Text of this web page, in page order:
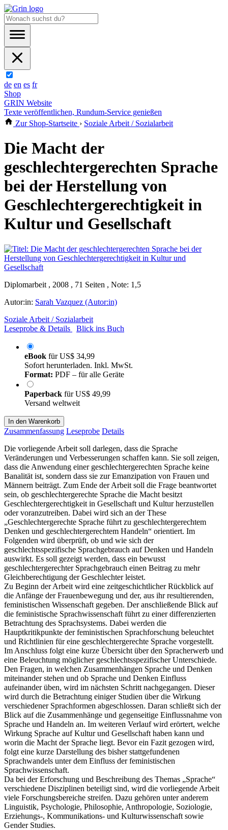
de en es fr
Shop
GRIN Website
Texte veröffentlichen, Rundum-Service genießen
Zur Shop-Startseite › Soziale Arbeit / Sozialarbeit
Die Macht der
geschlechtergerechten Sprache
bei der Herstellung von
Geschlechtergerechtigkeit in
Kultur und Gesellschaft
Diplomarbeit , 2008 , 71 Seiten , Note: 1,5
Autor:in: Sarah Vazquez (Autor:in)
Soziale Arbeit / Sozialarbeit
Leseprobe & Details
Blick ins Buch
eBook fürUS$ 34,99
Sofort herunterladen. Inkl. MwSt.
Format: PDF – für alle Geräte
Paperback fürUS$ 49,99
Versand weltweit
In den Warenkorb
Zusammenfassung Leseprobe Details
Die vorliegende Arbeit soll darlegen, dass die Sprache
Veränderungen und Verbesserungen schaffen kann. Sie soll zeigen,
dass die Anwendung einer geschlechtergerechten Sprache keine
Banalität ist, sondern dass sie zur Emanzipation von Frauen und
Männern beiträgt. Zum Ende der Arbeit soll die Frage beantwortet
sein, ob geschlechtergerechte Sprache die Macht besitzt
Geschlechtergerechtigkeit in Gesellschaft und Kultur herzustellen
oder voranzutreiben. Dabei wird sich an der These
„Geschlechtergerechte Sprache führt zu geschlechtergerechtem
Denken und geschlechtergerechtem Handeln“ orientiert. Im
Folgenden wird überprüft, ob und wie sich der
geschlechtsspezifische Sprachgebrauch auf Denken und Handeln
auswirkt. Es soll gezeigt werden, dass ein bewusst
geschlechtergerechter Sprachgebrauch einen Beitrag zu mehr
Gleichberechtigung der Geschlechter leistet.
Zu Beginn der Arbeit wird eine zeitgeschichtlicher Rückblick auf
die Anfänge der Frauenbewegung und der, aus ihr resultierenden,
feministischen Wissenschaft gegeben. Der anschließende Blick auf
die feministische Sprachwissenschaft führt zu einer differenzierten
Betrachtung des Sprachsystems. Dabei werden die
Hauptkritikpunkte der feministischen Sprachforschung beleuchtet
und Richtlinien für eine geschlechtergerechte Sprache vorgestellt.
Im Anschluss folgt eine kurze Übersicht über den Spracherwerb und
eine Beleuchtung möglicher geschlechtsspezifischer Unterschiede.
Den Fragen, in welchen Zusammenhängen Sprache und Denken
miteinander stehen und ob Sprache und Denken Einfluss
aufeinander üben, wird im nächsten Schritt nachgegangen. Dieser
wird durch die Betrachtung einiger Studien über die Wirkung
verschiedener Sprachformen abgeschlossen. Daran schließt sich der
Blick auf die Zusammenhänge und gegenseitige Einflussnahme von
Sprache und Handeln an. Im weiteren Verlauf wird erörtert, welche
Wirkung Sprache auf Kultur und Gesellschaft haben kann und
worin die Macht der Sprache liegt. Bevor ein Fazit gezogen wird,
folgt eine kurze Darstellung des bisher stattgefundenen
Sprachwandels unter dem Einfluss der feministischen
Sprachwissenschaft.
Da bei der Erforschung und Beschreibung des Themas „Sprache“
verschiedene Disziplinen beteiligt sind, wird die vorliegende Arbeit
viele Forschungsbereiche streifen. Dazu gehören unter anderem
Linguistik, Psychologie, Philosophie, Anthropologie, Soziologie,
Erziehungs-, Kommunikations- und Kulturwissenschaft sowie
Gender Studies.